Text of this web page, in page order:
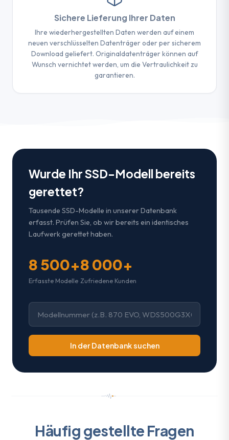
Sichere Lieferung Ihrer Daten
Ihre wiederhergestellten Daten werden auf einem
neuen verschlüsselten Datenträger oder per sicherem
Download geliefert. Originaldatenträger können auf
Wunsch vernichtet werden, um die Vertraulichkeit zu
garantieren.
Wurde Ihr SSD-Modell bereits
gerettet?
Tausende SSD-Modelle in unserer Datenbank
erfasst. Prüfen Sie, ob wir bereits ein identisches
Laufwerk gerettet haben.
8 500+
Erfasste Modelle
8 000+
Zufriedene Kunden
In der Datenbank suchen
Häufig gestellte Fragen